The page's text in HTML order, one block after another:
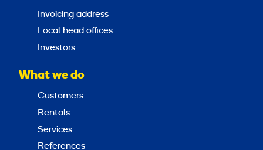
Invoicing address
Local head offices
Investors
What we do
Customers
Rentals
Services
References